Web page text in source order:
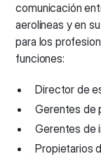
comunicación
aerolíneas y en
para los
funciones:
Director de
Gerentes de
Gerentes de
Propietarios